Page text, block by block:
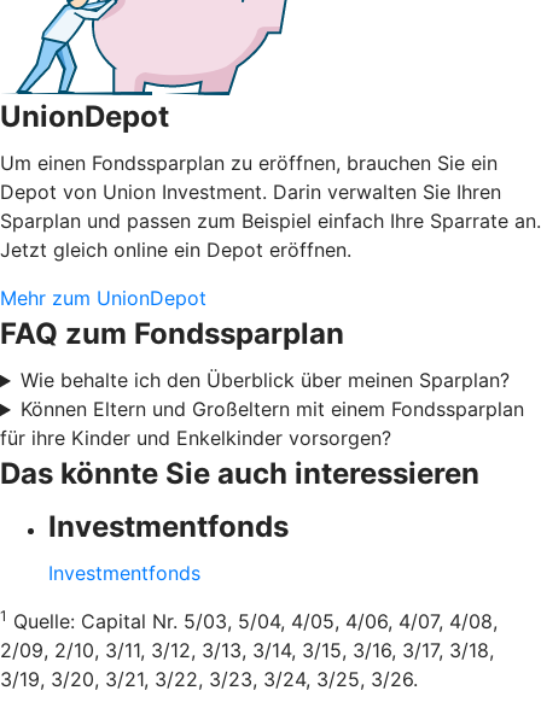
UnionDepot
Um einen Fondssparplan zu eröffnen, brauchen Sie ein
Depot von Union Investment. Darin verwalten Sie Ihren
Sparplan und passen zum Beispiel einfach Ihre Sparrate an.
Jetzt gleich online ein Depot eröffnen.
Mehr zum UnionDepot
FAQ zum Fondssparplan
Wie behalte ich den Überblick über meinen Sparplan?
Können Eltern und Großeltern mit einem Fondssparplan
für ihre Kinder und Enkelkinder vorsorgen?
Das könnte Sie auch interessieren
Investmentfonds
Investmentfonds
1 Quelle: Capital Nr. 5/03, 5/04, 4/05, 4/06, 4/07, 4/08,
2/09, 2/10, 3/11, 3/12, 3/13, 3/14, 3/15, 3/16, 3/17, 3/18,
3/19, 3/20, 3/21, 3/22, 3/23, 3/24, 3/25, 3/26.